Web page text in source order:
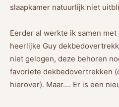
slaapkamer natuurlijk niet
Eerder al werkte ik samen met
heerlijke Guy
niet gelogen, deze behoren
favoriete dekbedovertrekken
hierover). Maar…. Er is een